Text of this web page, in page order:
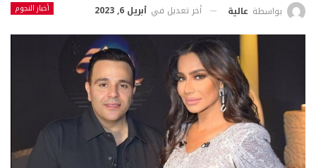
أخبار النجوم بواسطة عالية أخر تعديل في أبريل 6, 2023